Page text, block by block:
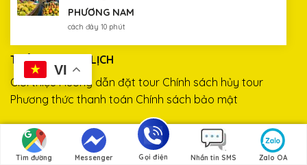
THÔNG TIN DU LỊCH
Giới thiệu Hướng dẫn đặt tour Chính sách hủy tour
Phương thức thanh toán Chính sách bảo mật
VI
PHƯƠNG NAM
cách đây 10 phút
Tìm đường Messenger Gọi điện Nhắn tin SMS Zalo OA